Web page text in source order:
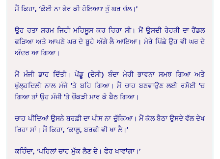
ਮੈਂ ਕਿਹਾ, ‘ਕੋਈ ਨਾ ਫੇਰ ਕੀ ਹੋਇਆ? ਤੂੰ ਘਰ ਚੱਲ।’
ਉਹ ਰਤਾ ਸ਼ਰਮ ਜਿਹੀ ਮਹਿਸੂਸ ਕਰ ਰਿਹਾ ਸੀ। ਮੈਂ ਉਸਦੀ ਰੇਹੜੀ ਦਾ ਹੈਂਡਲ
ਫੜਿਆ ਅਤੇ ਆਪਣੇ ਘਰ ਦੇ ਬੂਹੇ ਅੱਗੇ ਲੈ ਆਇਆ। ਮੇਰੇ ਪਿੱਛੇ ਉਹ ਵੀ ਘਰ ਦੇ
ਅੰਦਰ ਆ ਗਿਆ।
ਮੈਂ ਮੰਜੀ ਡਾਹ ਦਿੱਤੀ। ਪੇਂਡੂ (ਦੇਸੀ) ਬੰਦਾ ਮੇਰੀ ਭਾਵਨਾ ਸਮਝ ਗਿਆ ਅਤੇ
ਖੁੱਲ੍ਹਦਿਲੀ ਨਾਲ ਮੰਜੇ ’ਤੇ ਬਹਿ ਗਿਆ। ਮੈਂ ਚਾਹ ਬਣਵਾਉਣ ਲਈ ਰਸੋਈ ’ਚ
ਗਿਆ ਤਾਂ ਉਹ ਮੰਜੀ ’ਤੇ ਚੌਂਕੜੀ ਮਾਰ ਕੇ ਬੈਠ ਗਿਆ।
ਚਾਹ ਪੀਂਦਿਆਂ ਉਸਨੇ ਬਰਫ਼ੀ ਦਾ ਪੀਸ ਨਾ ਚੁੱਕਿਆ। ਮੈਂ ਕੋਲ ਬੈਠਾ ਉਸਦੇ ਵੱਲ ਦੇਖ
ਰਿਹਾ ਸਾਂ। ਮੈਂ ਕਿਹਾ, ‘ਕਾਲੂ, ਬਰਫ਼ੀ ਵੀ ਖਾ ਲੈ।’
ਕਹਿੰਦਾ, ‘ਪਹਿਲਾਂ ਚਾਹ ਮੁੱਕ ਲੈਣ ਦੇ। ਫੇਰ ਖਾਵਾਂਗਾ।’